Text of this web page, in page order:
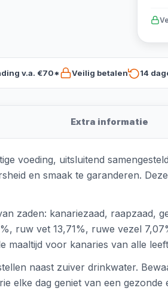
v.a. €70* Veilig betalen 14
Extra informatie
voeding, uitsluitend
en smaak te garanderen.
zaden: kanariezaad, raapzaad,
ruw vet 13,71%, ruwe vezel
maaltijd voor kanaries van alle
naast zuiver drinkwater.
elke dag geniet van een gezonde